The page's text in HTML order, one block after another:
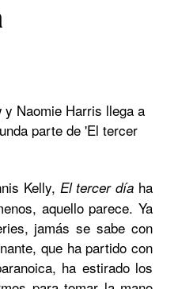
Kelly, El tercer día ha
aquello parece. Ya
jamás se sabe con
que ha partido con
ha estirado los